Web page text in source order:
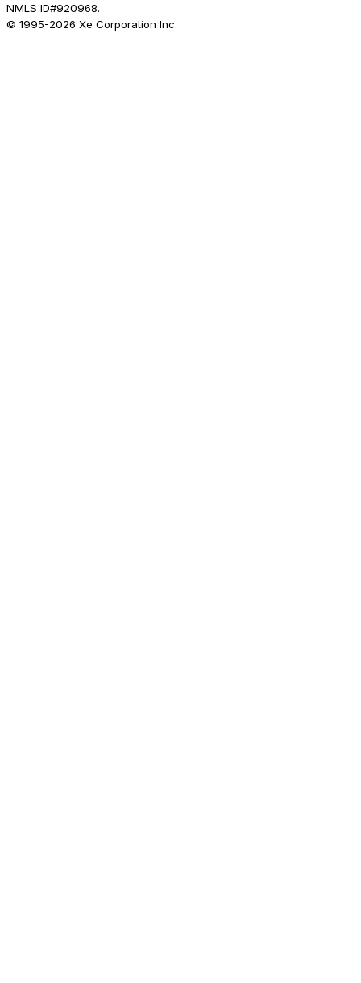
NMLS ID#920968.
© 1995-2026 Xe Corporation Inc.